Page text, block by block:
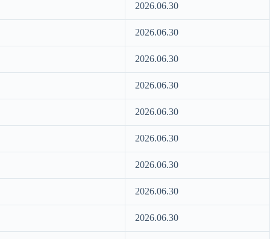
2026.06.30
2026.06.30
2026.06.30
2026.06.30
2026.06.30
2026.06.30
2026.06.30
2026.06.30
2026.06.30